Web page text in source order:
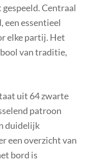
Centraal
een essentieel
elke partij. Het
van traditie,
uit 64 zwarte
patroon
duidelijk
een overzicht van
bord is